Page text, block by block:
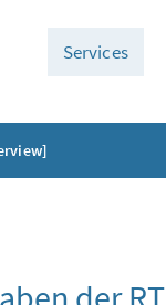
Services